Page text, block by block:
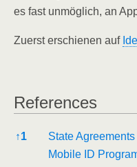
es fast unmög­lich, an
Zuerst erschie­nen auf
Refe­ren­ces
Refe­ren­ces
↑1
Sta­te
Mobi­le ID